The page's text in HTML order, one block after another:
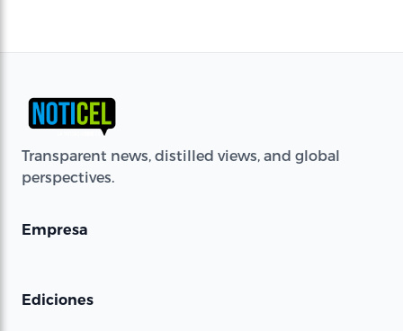
Transparent news, distilled views, and global
perspectives.
Empresa
Ediciones